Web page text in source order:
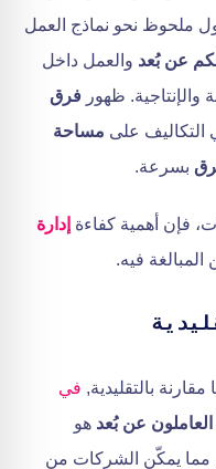
ملحوظ نحو نماذج العمل
عن بُعد والعمل داخل
ظهور فرق
التكاليف على مساحة
بسرعة.
فإن أهمية كفاءة إدارة
المبالغة فيه.
مقارنة بالتقليدية, في
العاملون عن بُعد هو
مما يمكّن الشركات من